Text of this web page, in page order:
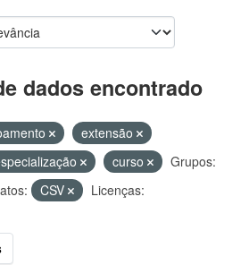
dados encontrado
extensão
curso
Grupos:
CSV
Licenças: